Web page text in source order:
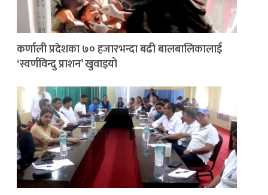
कर्णाली प्रदेशका ७० हजारभन्दा बढी बालबालिकालाई
‘स्वर्णविन्दु प्राशन’ खुवाइयो